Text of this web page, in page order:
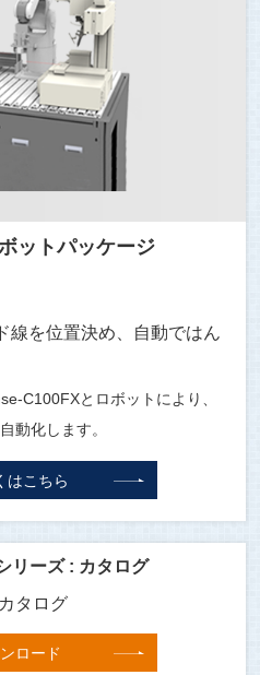
ットパッケージ
線を位置決め、自動ではん
C100FXとロボットにより、
動化します。
はこちら
リーズ : カタログ
タログ
ロード